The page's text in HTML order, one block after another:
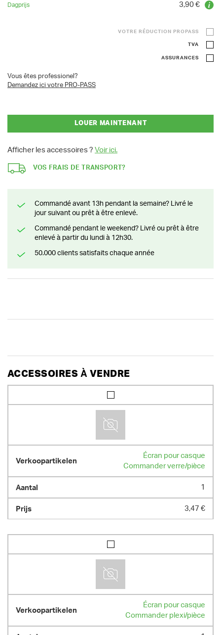
3,90 €
VOTRE RÉDUCTION PROPASS
TVA
ASSURANCES
Vous êtes professionel?
Demandez ici votre PRO-PASS
LOUER MAINTENANT
Afficher les accessoires ? Voir ici.
VOS FRAIS DE TRANSPORT?
Commandé avant 13h pendant la semaine? Livré le
jour suivant ou prêt à être enlevé.
Commandé pendant le weekend? Livré ou prêt à être
enlevé à partir du lundi à 12h30.
50.000 clients satisfaits chaque année
ACCESSOIRES À VENDRE
Écran pour casque
Commander verre/pièce
1
3,47 €
Écran pour casque
Commander plexi/pièce